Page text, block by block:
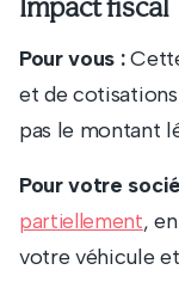
Impact fiscal
Pour vous :
et de cotisations
pas le montant
Pour votre
partiellement,
votre véhicule